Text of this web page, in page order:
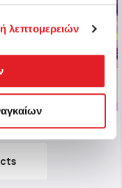
λεπτομερειών